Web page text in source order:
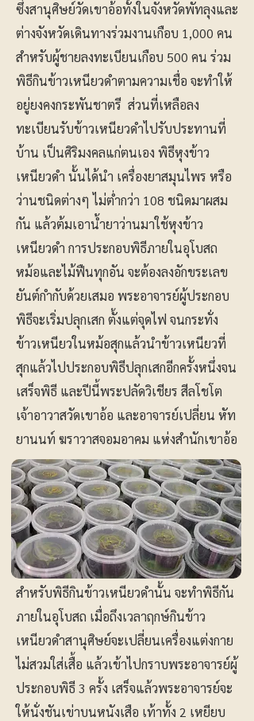
ซึ่งสานุศิษย์วัดเขาอ้อทั้งในจังหวัดพัทลุงและ
ต่างจังหวัดเดินทางร่วมงานเกือบ 1,000 คน
สำหรับผู้ชายลงทะเบียนเกือบ 500 คน ร่วม
พิธีกินข้าวเหนียวดำตามความเชื่อ จะทำให้
อยู่ยงคงกระพันชาตรี ส่วนที่เหลือลง
ทะเบียนรับข้าวเหนียวดำไปรับประทานที่
บ้าน เป็นศิริมงคลแก่ตนเอง พิธีหุงข้าว
เหนียวดำ นั้นได้นำ เครื่องยาสมุนไพร หรือ
ว่านชนิดต่างๆ ไม่ต่ำกว่า 108 ชนิดมาผสม
กัน แล้วต้มเอาน้ำยาว่านมาใช้หุงข้าว
เหนียวดำ การประกอบพิธีภายในอุโบสถ
หม้อและไม้ฟืนทุกอัน จะต้องลงอักขระเลข
ยันต์กำกับด้วยเสมอ พระอาจารย์ผู้ประกอบ
พิธีจะเริ่มปลุกเสก ตั้งแต่จุดไฟ จนกระทั่ง
ข้าวเหนียวในหม้อสุกแล้วนำข้าวเหนียวที่
สุกแล้วไปประกอบพิธีปลุกเสกอีกครั้งหนึ่งจน
เสร็จพิธี และปีนี้พระปลัดวิเชียร สีลโชโต
เจ้าอาวาสวัดเขาอ้อ และอาจารย์เปลี่ยน หัท
ยานนท์ ฆราวาสจอมอาคม แห่งสำนักเขาอ้อ
สำหรับพิธีกินข้าวเหนียวดำนั้น จะทำพิธีกัน
ภายในอุโบสถ เมื่อถึงเวลาฤกษ์กินข้าว
เหนียวดำสานุศิษย์จะเปลี่ยนเครื่องแต่งกาย
ไม่สวมใส่เสื้อ แล้วเข้าไปกราบพระอาจารย์ผู้
ประกอบพิธี 3 ครั้ง เสร็จแล้วพระอาจารย์จะ
ให้นั่งชันเข่าบนหนังเสือ เท้าทั้ง 2 เหยียบ